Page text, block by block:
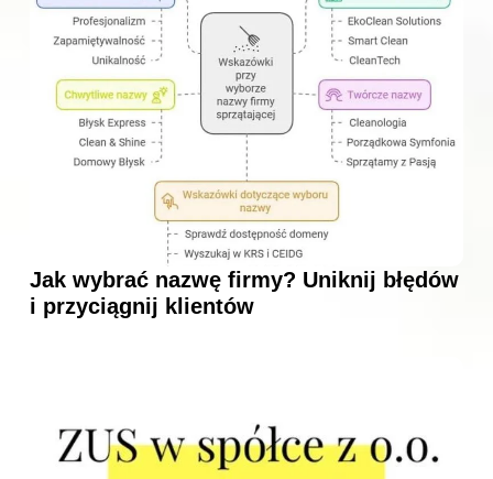
Jak wybrać nazwę firmy? Uniknij błędów
i przyciągnij klientów